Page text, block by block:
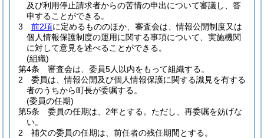
及び利用停止請求者からの苦情の申出について審議し、答
申することができる。
3
前2項に定めるもののほか、審査会は、情報公開制度又は
個人情報保護制度の運用に関する事項について、実施機関
に対して意見を述べることができる。
(組織)
第4条
審査会は、委員5人以内をもって組織する。
2
委員は、情報公開及び個人情報保護に関する識見を有する
者のうちから町長が委嘱する。
(委員の任期)
第5条
委員の任期は、2年とする。 ただし、再委嘱を妨げな
い。
2
補欠の委員の任期は、前任者の残任期間とする。